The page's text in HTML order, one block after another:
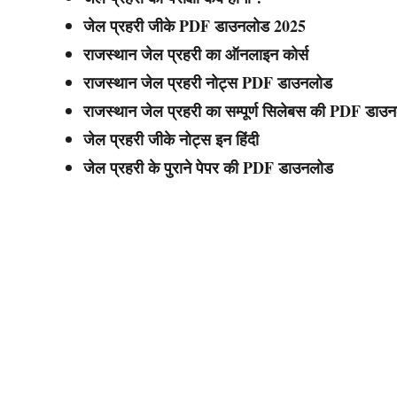
जेल प्रहरी जीके PDF डाउनलोड 2025
राजस्थान जेल प्रहरी का ऑनलाइन कोर्स
राजस्थान जेल प्रहरी नोट्स PDF डाउनलोड
राजस्थान जेल प्रहरी का सम्पूर्ण सिलेबस की PDF
जेल प्रहरी जीके नोट्स इन हिंदी
जेल प्रहरी के पुराने पेपर की PDF डाउनलोड